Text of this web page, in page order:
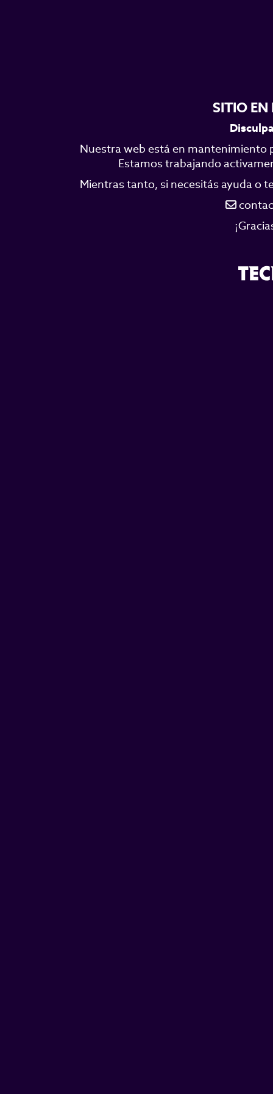
SITIO
Nuestra web está en mantenimiento
Estamos trabajando
Mientras tanto, si necesitás ayuda o